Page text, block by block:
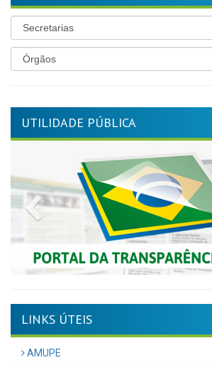
UTILIDADE PÚBLICA
Previous
LINKS ÚTEIS
AMUPE